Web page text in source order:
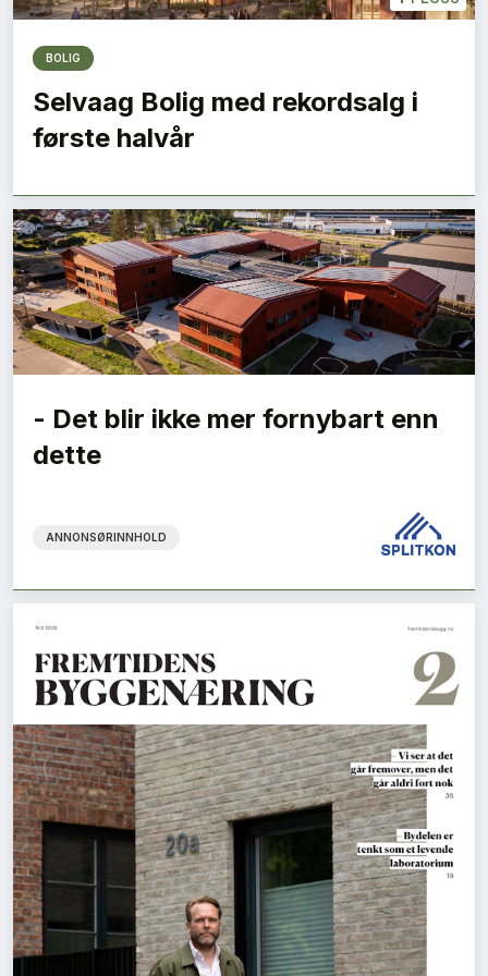
BOLIG
Selvaag Bolig med rekordsalg i
første halvår
- Det blir ikke mer fornybart enn
dette
ANNONSØRINNHOLD